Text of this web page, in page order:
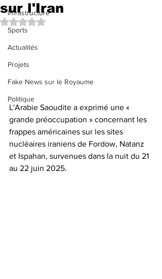
Infrastructure
Sports
Actualités
Projets
Fake News sur le Royaume
Politique
sur l'Iran
Noté NaN étoiles sur 5.
L'Arabie Saoudite a exprimé une «
grande préoccupation » concernant les
frappes américaines sur les sites
nucléaires iraniens de Fordow, Natanz
et Ispahan, survenues dans la nuit du 21
au 22 juin 2025.